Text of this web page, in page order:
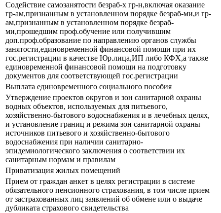
Содействие самозанятости безраб-х гр-н,включая оказание
гр-ам,признанным в установленном порядке безраб-ми,и гр-
ам,признанным в установленном порядке безраб-
ми,прошедшим проф.обучение или получившим
доп.проф.образование по направлению органов службы
занятости,единовременной финансовой помощи при их
гос.регистрации в качестве Юр.лица,ИП либо КФХ,а также
единовременной финансовой помощи на подготовку
документов для соответствующей гос.регистрации
Выплата единовременного социального пособия
Утверждение проектов округов и зон санитарной охраны
водных объектов, используемых для питьевого,
хозяйственно-бытового водоснабжения и в лечебных целях,
и установление границ и режима зон санитарной охраны
источников питьевого и хозяйственно-бытового
водоснабжения при наличии санитарно-
эпидемиологического заключения о соответствии их
санитарным нормам и правилам
Приватизация жилых помещений
Прием от граждан анкет в целях регистрации в системе
обязательного пенсионного страхования, в том числе прием
от застрахованных лиц заявлений об обмене или о выдаче
дубликата страхового свидетельства